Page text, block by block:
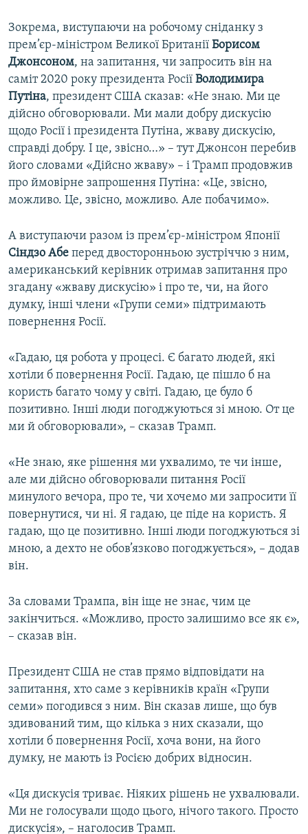
Зокрема, виступаючи на робочому сніданку з
прем’єр-міністром Великої Британії Борисом
Джонсоном, на запитання, чи запросить він на
саміт 2020 року президента Росії Володимира
Путіна, президент США сказав: «Не знаю. Ми це
дійсно обговорювали. Ми мали добру дискусію
щодо Росії і президента Путіна, жваву дискусію,
справді добру. І це, звісно…» – тут Джонсон перебив
його словами «Дійсно жваву» – і Трамп продовжив
про ймовірне запрошення Путіна: «Це, звісно,
можливо. Це, звісно, можливо. Але побачимо».
А виступаючи разом із прем’єр-міністром Японії
Сіндзо Абе перед двосторонньою зустріччю з ним,
американський керівник отримав запитання про
згадану «жваву дискусію» і про те, чи, на його
думку, інші члени «Групи семи» підтримають
повернення Росії.
«Гадаю, ця робота у процесі. Є багато людей, які
хотіли б повернення Росії. Гадаю, це пішло б на
користь багато чому у світі. Гадаю, це було б
позитивно. Інші люди погоджуються зі мною. От це
ми й обговорювали», – сказав Трамп.
«Не знаю, яке рішення ми ухвалимо, те чи інше,
але ми дійсно обговорювали питання Росії
минулого вечора, про те, чи хочемо ми запросити її
повернутися, чи ні. Я гадаю, це піде на користь. Я
гадаю, що це позитивно. Інші люди погоджуються зі
мною, а дехто не обов’язково погоджується», – додав
він.
За словами Трампа, він іще не знає, чим це
закінчиться. «Можливо, просто залишимо все як є»,
– сказав він.
Президент США не став прямо відповідати на
запитання, хто саме з керівників країн «Групи
семи» погодився з ним. Він сказав лише, що був
здивований тим, що кілька з них сказали, що
хотіли б повернення Росії, хоча вони, на його
думку, не мають із Росією добрих відносин.
«Ця дискусія триває. Ніяких рішень не ухвалювали.
Ми не голосували щодо цього, нічого такого. Просто
дискусія», – наголосив Трамп.